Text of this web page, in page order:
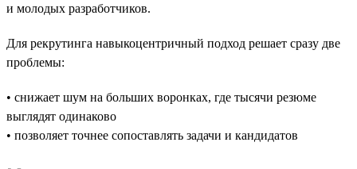
и молодых разработчиков.
Для рекрутинга навыкоцентричный подход решает сразу две
проблемы:
• снижает шум на больших воронках, где тысячи резюме
выглядят одинаково
• позволяет точнее сопоставлять задачи и кандидатов